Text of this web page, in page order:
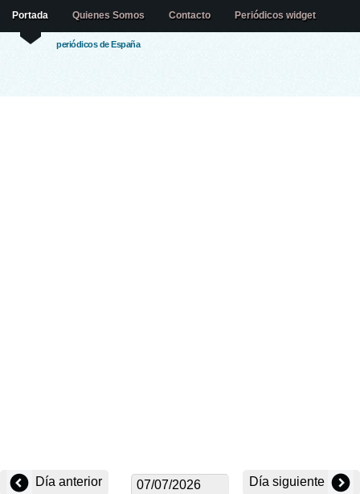
periódicos de España
Portada Quienes Somos Contacto Periódicos widget
Día anterior Día siguiente